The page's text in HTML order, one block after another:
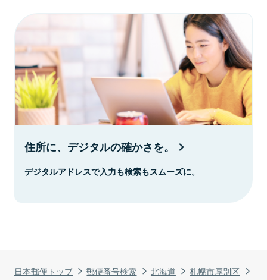
日本郵便トップ 郵便番号検索 北海道
札幌市厚別区
住所に、デジタルの確かさを。
デジタルアドレスで入力も検索もスムーズに。